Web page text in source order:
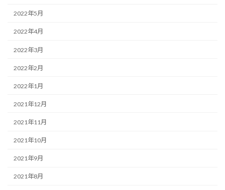
2022年5月
2022年4月
2022年3月
2022年2月
2022年1月
2021年12月
2021年11月
2021年10月
2021年9月
2021年8月